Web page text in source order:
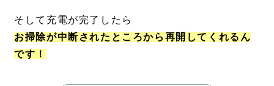
そして充電が完了したら
お掃除が中断されたところから再開してくれるん
です！